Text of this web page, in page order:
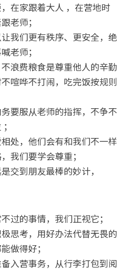
在家跟着大人 ，在营地时
老师；
我们更有秩序、更安全，绝
老师；
浪费粮食是尊重他人的辛勤
喧哗不打闹，吃完饭按规则
要服从老师的指挥，不争不
处，他们会有和我们不一样
我们要学会尊重；
交到朋友最棒的妙计，
过的事情，我们正视它；
思考，用好办法代替无畏的
做得好；
入营事务，从行李打包到阅